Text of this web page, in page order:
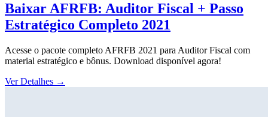
Baixar AFRFB: Auditor Fiscal + Passo
Estratégico Completo 2021
Acesse o pacote completo AFRFB 2021 para Auditor Fiscal com
material estratégico e bônus. Download disponível agora!
Ver Detalhes →